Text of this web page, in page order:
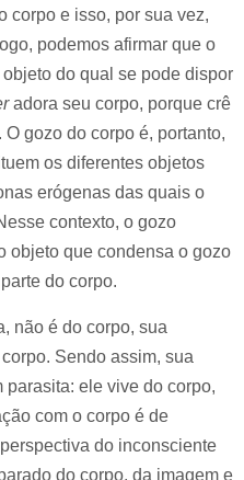
corpo e isso, por sua vez,
podemos afirmar que o
do qual se pode dispor
adora seu corpo, porque crê
O gozo do corpo é, portanto,
os diferentes objetos
erógenas das quais o
contexto, o gozo
objeto que condensa o gozo
do corpo.
não é do corpo, sua
Sendo assim, sua
parasita: ele vive do corpo,
com o corpo é de
do inconsciente
do corpo, da imagem e